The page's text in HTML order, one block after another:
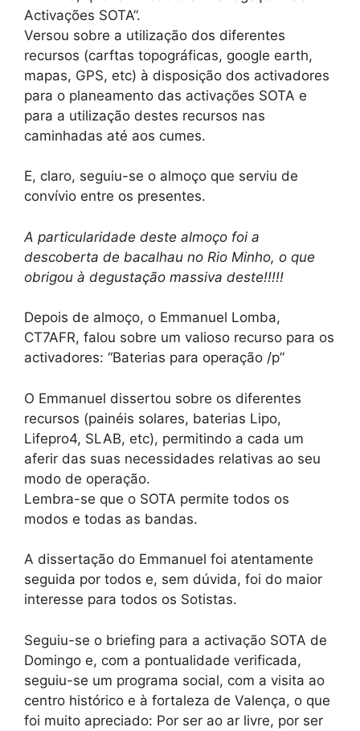
Activações SOTA”.
Versou sobre a utilização dos diferentes
recursos (carftas topográficas, google earth,
mapas, GPS, etc) à disposição dos activadores
para o planeamento das activações SOTA e
para a utilização destes recursos nas
caminhadas até aos cumes.
E, claro, seguiu-se o almoço que serviu de
convívio entre os presentes.
A particularidade deste almoço foi a
descoberta de bacalhau no Rio Minho, o que
obrigou à degustação massiva deste!!!!!
Depois de almoço, o Emmanuel Lomba,
CT7AFR, falou sobre um valioso recurso para os
activadores: “Baterias para operação /p”
O Emmanuel dissertou sobre os diferentes
recursos (painéis solares, baterias Lipo,
Lifepro4, SLAB, etc), permitindo a cada um
aferir das suas necessidades relativas ao seu
modo de operação.
Lembra-se que o SOTA permite todos os
modos e todas as bandas.
A dissertação do Emmanuel foi atentamente
seguida por todos e, sem dúvida, foi do maior
interesse para todos os Sotistas.
Seguiu-se o briefing para a activação SOTA de
Domingo e, com a pontualidade verificada,
seguiu-se um programa social, com a visita ao
centro histórico e à fortaleza de Valença, o que
foi muito apreciado: Por ser ao ar livre, por ser